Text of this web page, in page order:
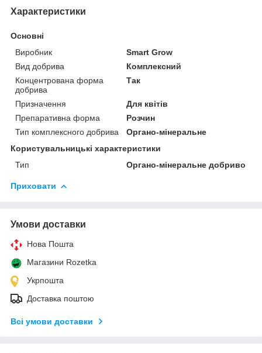
Характеристики
Основні
Виробник
Smart Grow
Вид добрива
Комплексний
Концентрована форма
добрива
Так
Призначення
Для квітів
Препаративна форма
Розчин
Тип комплексного добрива
Органо-мінеральне
Користувальницькі характеристики
Тип
Органо-мінеральне добриво
Приховати
Умови доставки
Нова Пошта
Магазини Rozetka
Укрпошта
Доставка поштою
Всі умови доставки